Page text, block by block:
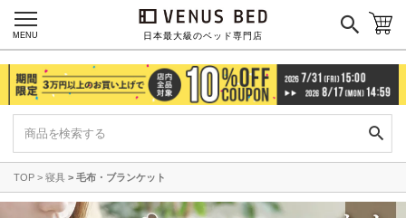
日本最大級のベッド専門店
MENU
TOP 寝具 毛布・ブランケット